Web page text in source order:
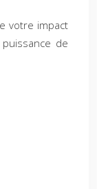
votre impact
de